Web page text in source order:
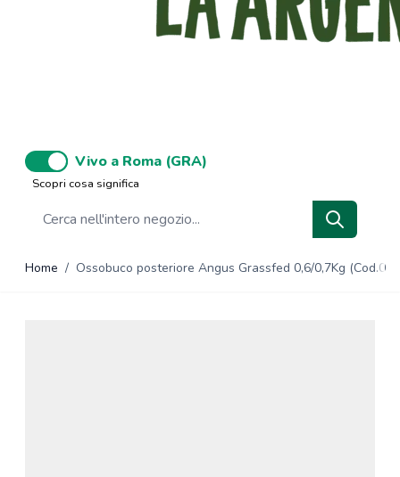
Vivo a Roma (GRA)
Scopri cosa significa
Search
Home / Ossobuco posteriore Angus Grassfed 0,6/0,7Kg